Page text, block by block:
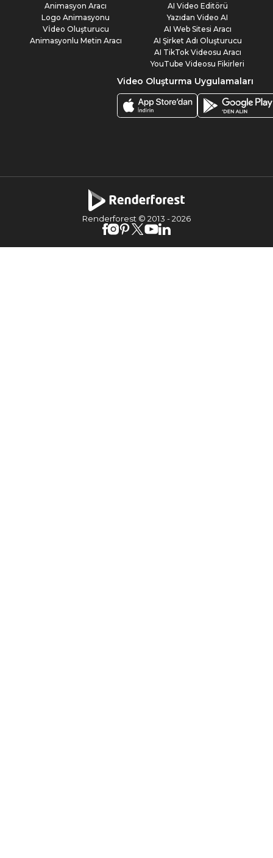
Animasyon Aracı
Logo Animasyonu
Vİdeo Oluşturucu
Animasyonlu Metin Aracı
AI Video Editörü
Yazıdan Video AI
AI Web Sitesi Aracı
AI Şirket Adı Oluşturucu
AI TikTok Videosu Aracı
YouTube Videosu Fikirleri
Video Oluşturma Uygulamaları
Renderforest © 2013 -2026